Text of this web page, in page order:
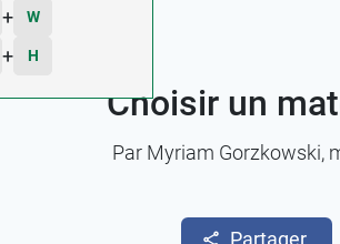
+ W
+ H
Choisir un
Par Myriam Gorzkowski,
Partager